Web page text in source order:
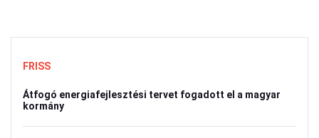
FRISS
Átfogó energiafejlesztési tervet fogadott el a magyar
kormány